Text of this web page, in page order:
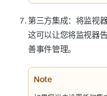
第三方集成：将监视
这可以让您将监视器
善事件管理。
Note